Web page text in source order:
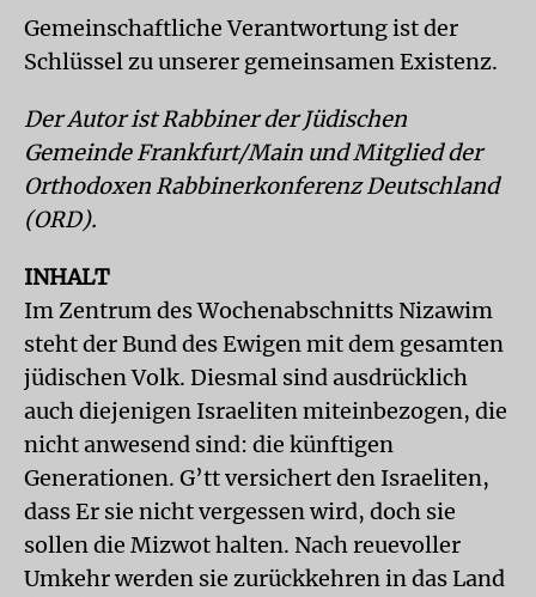
Gemeinschaftliche Verantwortung ist der
Schlüssel zu unserer gemeinsamen Existenz.
Der Autor ist Rabbiner der Jüdischen
Gemeinde Frankfurt/Main und Mitglied der
Orthodoxen Rabbinerkonferenz Deutschland
(ORD).
INHALT
Im Zentrum des Wochenabschnitts Nizawim
steht der Bund des Ewigen mit dem gesamten
jüdischen Volk. Diesmal sind ausdrücklich
auch diejenigen Israeliten miteinbezogen, die
nicht anwesend sind: die künftigen
Generationen. G’tt versichert den Israeliten,
dass Er sie nicht vergessen wird, doch sie
sollen die Mizwot halten. Nach reuevoller
Umkehr werden sie zurückkehren in das Land